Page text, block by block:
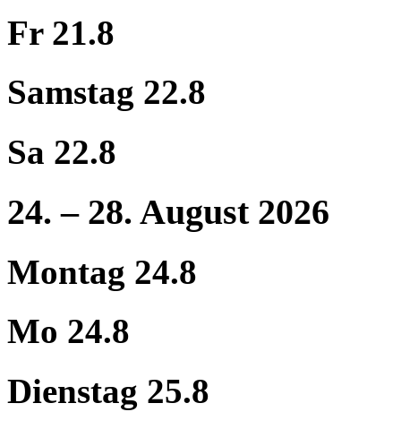
Fr 21.8
Samstag 22.8
Sa 22.8
24. – 28. August 2026
Montag 24.8
Mo 24.8
Dienstag 25.8